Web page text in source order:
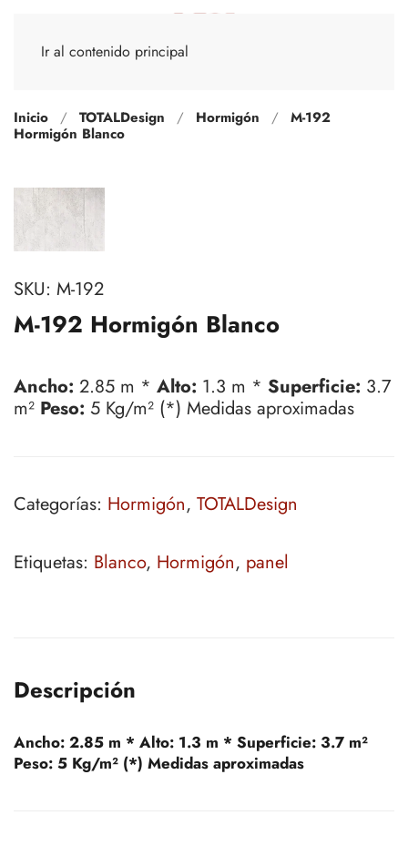
Ir al contenido principal
Inicio TOTALDesign Hormigón
M-192
Hormigón Blanco
SKU: M-192
M-192 Hormigón Blanco
Ancho: 2.85 m * Alto: 1.3 m * Superficie: 3.7
m² Peso: 5 Kg/m² (*) Medidas aproximadas
Categorías: Hormigón, TOTALDesign
Etiquetas: Blanco, Hormigón, panel
Descripción
Ancho: 2.85 m * Alto: 1.3 m * Superficie: 3.7 m²
Peso: 5 Kg/m² (*) Medidas aproximadas